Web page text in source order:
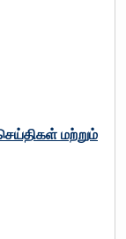
மற்றும்